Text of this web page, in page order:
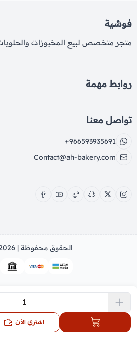
اشتري الآن
فوشية
متجر متخصص لبيع المخبوزات
روابط مهمة
تواصل معنا
+966593935691
Contact@ah-bakery.com
الحقوق محفوظة | 2026